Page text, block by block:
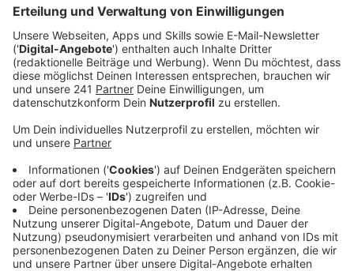
Veröffentlicht:Dienstag, 17.01.2023 15:10
Anzeige
wird auch viel Treibgut aus dem vergangenen
trockenen Sommer aufgeschwemmt. Zuletzt war die
Fähre von Holz und Ästen derart eingekesselt, dass
ein Spezialschiff des Bundes zu ihrer Befreiung
angefordert werden muss. Wann das kommen kann, sei
aber bisher unklar, so der Fährbetreiber. Weiterhin
werde die Fähre aber vorerst nur Tageslicht fahren, da
die Fährführer bei so viel Treibgut freie Sicht